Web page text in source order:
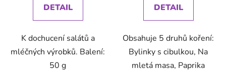
DETAIL
K dochucení salátů a
mléčných výrobků. Balení:
50 g
DETAIL
Obsahuje 5 druhů koření:
Bylinky s cibulkou, Na
mletá masa, Paprika